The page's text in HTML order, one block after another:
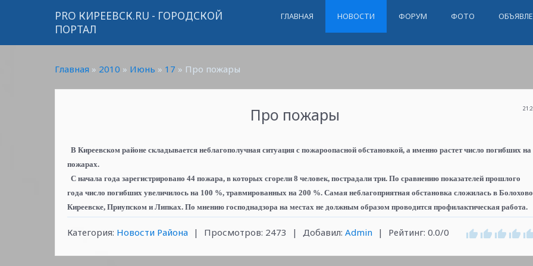
PRO КИРЕЕВСК.RU - ГОРОДСКОЙ
ПОРТАЛ
ГЛАВНАЯ НОВОСТИ ФОРУМ ФОТО
Главная » 2010 » Июнь » 17 » Про пожары
Про пожары
В Киреевском районе складывается неблагополучная ситуация с пожароопасной обстановкой, а именно растет число погибших на
пожарах.
С начала года зарегистрировано 44 пожара, в которых сгорели 8 человек, пострадали три. По сравнению показателей прошлого
года число погибших увеличилось на 100 %, травмированных на 200 %. Самая неблагоприятная обстановка сложилась в
Киреевске, Приупском и Липках. По мнению господнадзора на местах не должным образом проводится профилактическая работа.
Категория: Новости Района | Просмотров: 2473 | Добавил: Admin | Рейтинг: 0.0/0